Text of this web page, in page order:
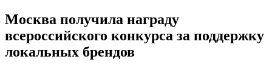
Москва получила награду
всероссийского конкурса за поддержку
локальных брендов